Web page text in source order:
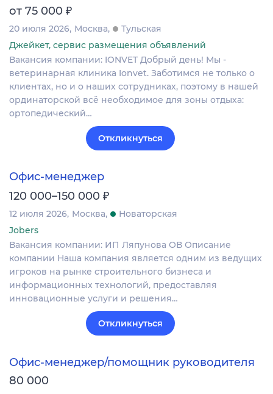
от 75 000 ₽
20 июля 2026 Москва
Тульская
Джейкет, сервис размещения объявлений
Вакансия компании: IONVET Добрый день! Мы -
ветеринарная клиника Ionvet. Заботимся не только о
клиентах, но и о наших сотрудниках, поэтому в нашей
ординаторской всё необходимое для зоны отдыха:
ортопедический…
Откликнуться
Офис-менеджер
120 000–150 000 ₽
12 июля 2026 Москва
Новаторская
Jobers
Вакансия компании: ИП Ляпунова ОВ Описание
компании Наша компания является одним из ведущих
игроков на рынке строительного бизнеса и
информационных технологий, предоставляя
инновационные услуги и решения…
Откликнуться
Офис-менеджер/помощник руководителя
80 000